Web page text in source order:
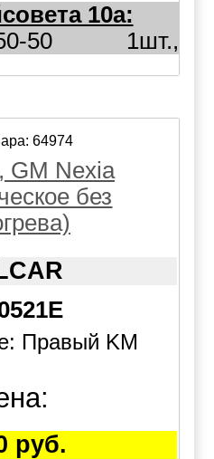
10а:
1шт.,
50
64974
GM Nexia
без
Правый KM
руб.